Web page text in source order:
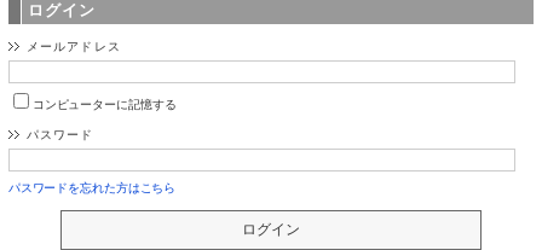
ログイン
メールアドレス
コンピューターに記憶する
パスワード
パスワードを忘れた方はこちら